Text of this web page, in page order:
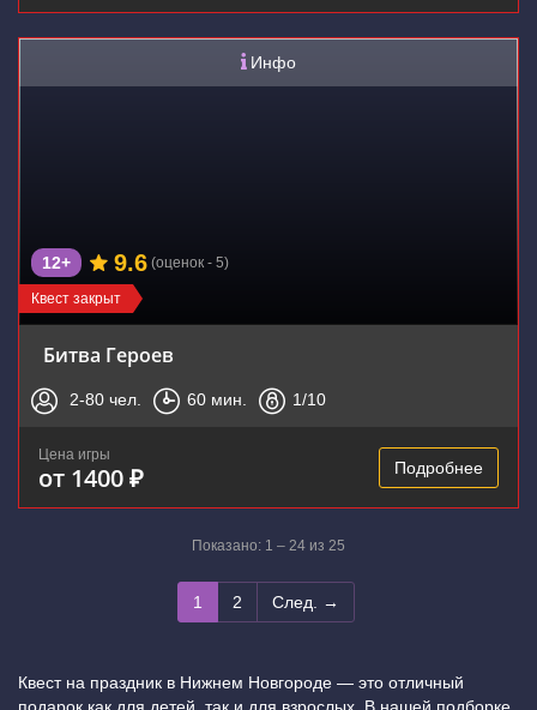
Инфо
Квест закрыт
12+ 9.6 (оценок - 5)
Битва Героев
2-80 чел. 60 мин. 1/10
Цена игры
от 1400 ₽ Подробнее
Показано: 1 – 24 из 25
1 2 След. →
Квест на праздник в Нижнем Новгороде — это отличный